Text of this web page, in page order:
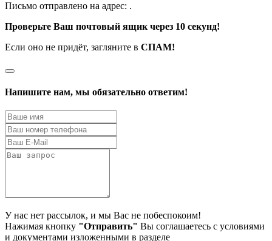
Письмо отправлено на адрес: .
Проверьте Ваш почтовый ящик через 10 секунд!
Если оно не придёт, загляните в СПАМ!
Напишите нам, мы обязательно ответим!
У нас нет рассылок, и мы Вас не побеспокоим!
Нажимая кнопку "Отправить" Вы соглашаетесь с условиями
и документами изложенными в разделе